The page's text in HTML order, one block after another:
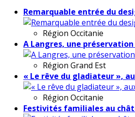
Remarquable entrée du
Région Occitanie
A Langres, une
Région Grand Est
« Le rêve du gladiateur »,
Région Occitanie
Festivités familiales au